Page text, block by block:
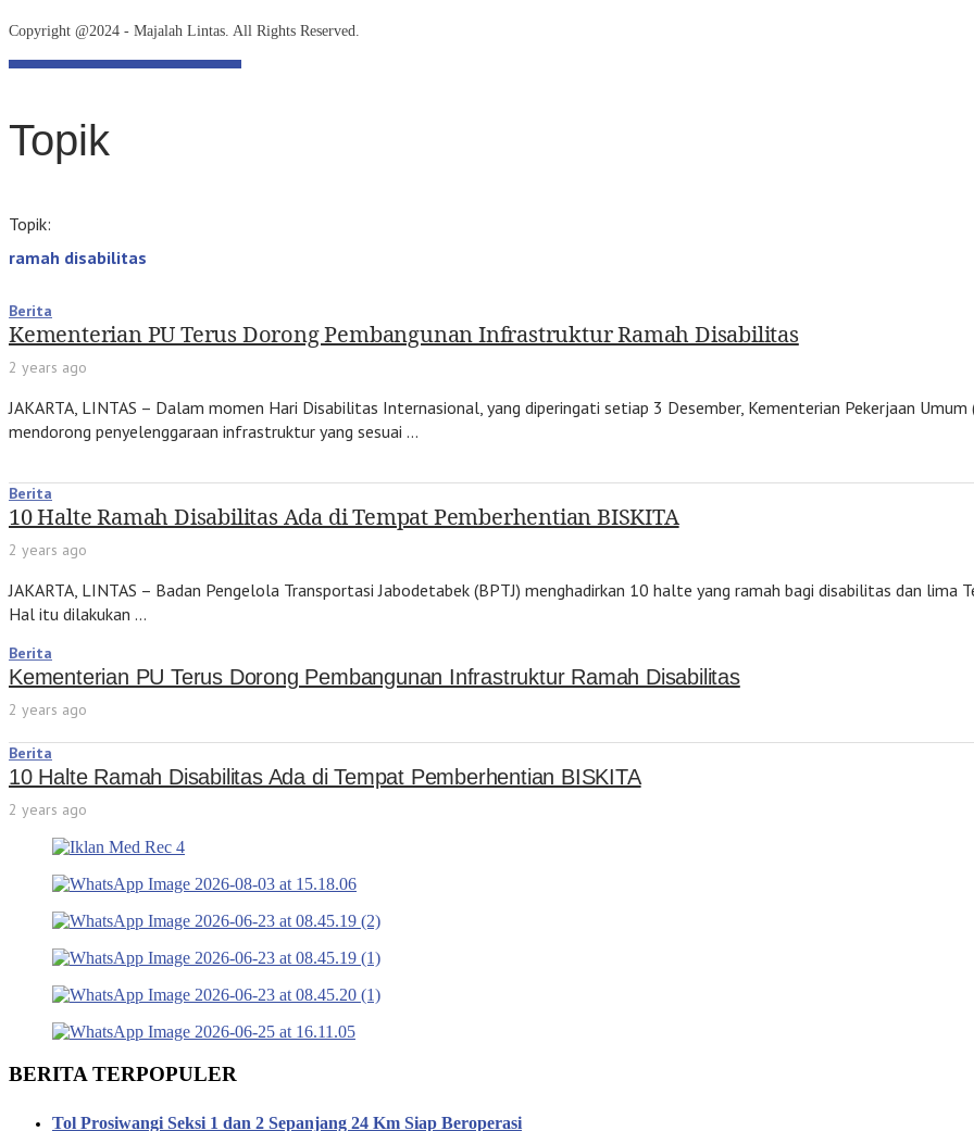
Copyright @2024 - Majalah Lintas. All Rights Reserved.
Topik
Topik:
ramah disabilitas
Berita
Kementerian PU Terus Dorong Pembangunan Infrastruktur Ramah Disabilitas
2 years ago
JAKARTA, LINTAS – Dalam momen Hari Disabilitas Internasional, yang diperingati setiap 3 Desember, Kementerian Pekerjaan
mendorong penyelenggaraan infrastruktur yang sesuai …
Berita
10 Halte Ramah Disabilitas Ada di Tempat Pemberhentian BISKITA
2 years ago
JAKARTA, LINTAS – Badan Pengelola Transportasi Jabodetabek (BPTJ) menghadirkan 10 halte yang ramah bagi disabilitas dan lima
Hal itu dilakukan …
Berita
Kementerian PU Terus Dorong Pembangunan Infrastruktur Ramah Disabilitas
2 years ago
Berita
10 Halte Ramah Disabilitas Ada di Tempat Pemberhentian BISKITA
2 years ago
BERITA TERPOPULER
Tol Prosiwangi Seksi 1 dan 2 Sepanjang 24 Km Siap Beroperasi